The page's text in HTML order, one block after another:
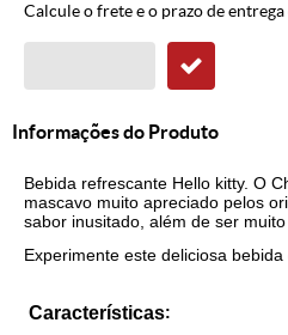
Calcule o frete e o prazo de
Informações do Produto
Bebida refrescante Hello kitty. O
mascavo muito apreciado pelos
sabor inusitado, além de ser muito
Experimente este deliciosa bebida
Características: